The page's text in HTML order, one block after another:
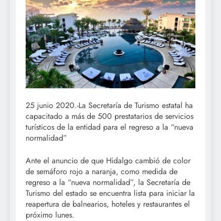
25 junio 2020.-La Secretaría de Turismo estatal ha
capacitado a más de 500 prestatarios de servicios
turísticos de la entidad para el regreso a la “nueva
normalidad”
Ante el anuncio de que Hidalgo cambió de color
de semáforo rojo a naranja, como medida de
regreso a la “nueva normalidad”, la Secretaría de
Turismo del estado se encuentra lista para iniciar la
reapertura de balnearios, hoteles y restaurantes el
próximo lunes.